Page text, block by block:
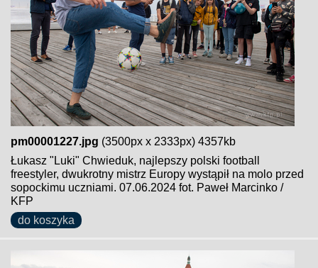
pm00001227.jpg (3500px x 2333px) 4357kb
Łukasz "Luki" Chwieduk, najlepszy polski football
freestyler, dwukrotny mistrz Europy wystąpił na molo przed
sopockimu uczniami. 07.06.2024 fot. Paweł Marcinko /
KFP
do koszyka